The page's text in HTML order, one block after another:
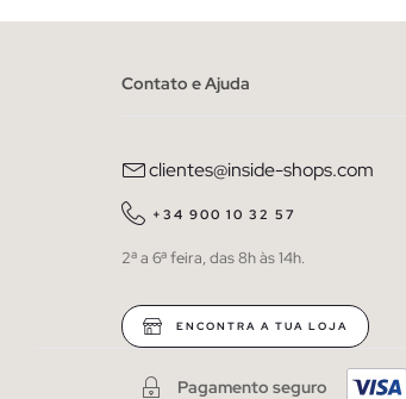
Contato e Ajuda
clientes@inside-shops.com
+34 900 10 32 57
2ª a 6ª feira, das 8h às 14h.
ENCONTRA A TUA LOJA
Pagamento seguro